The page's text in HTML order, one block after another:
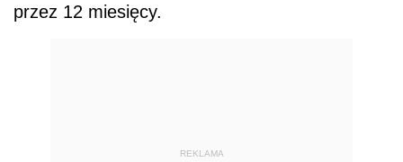
przez 12 miesięcy.
REKLAMA